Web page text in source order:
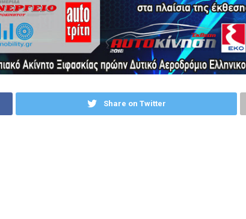
Share on Twitter